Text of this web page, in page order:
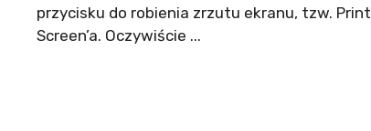
przycisku do robienia zrzutu ekranu, tzw. Print
Screen’a. Oczywiście ...